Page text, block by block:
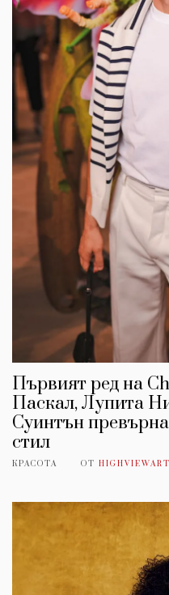
Първият ред на
Паскал, Лупита
Суинтън
стил
КРАСОТА ОТ HIGHVIEWART